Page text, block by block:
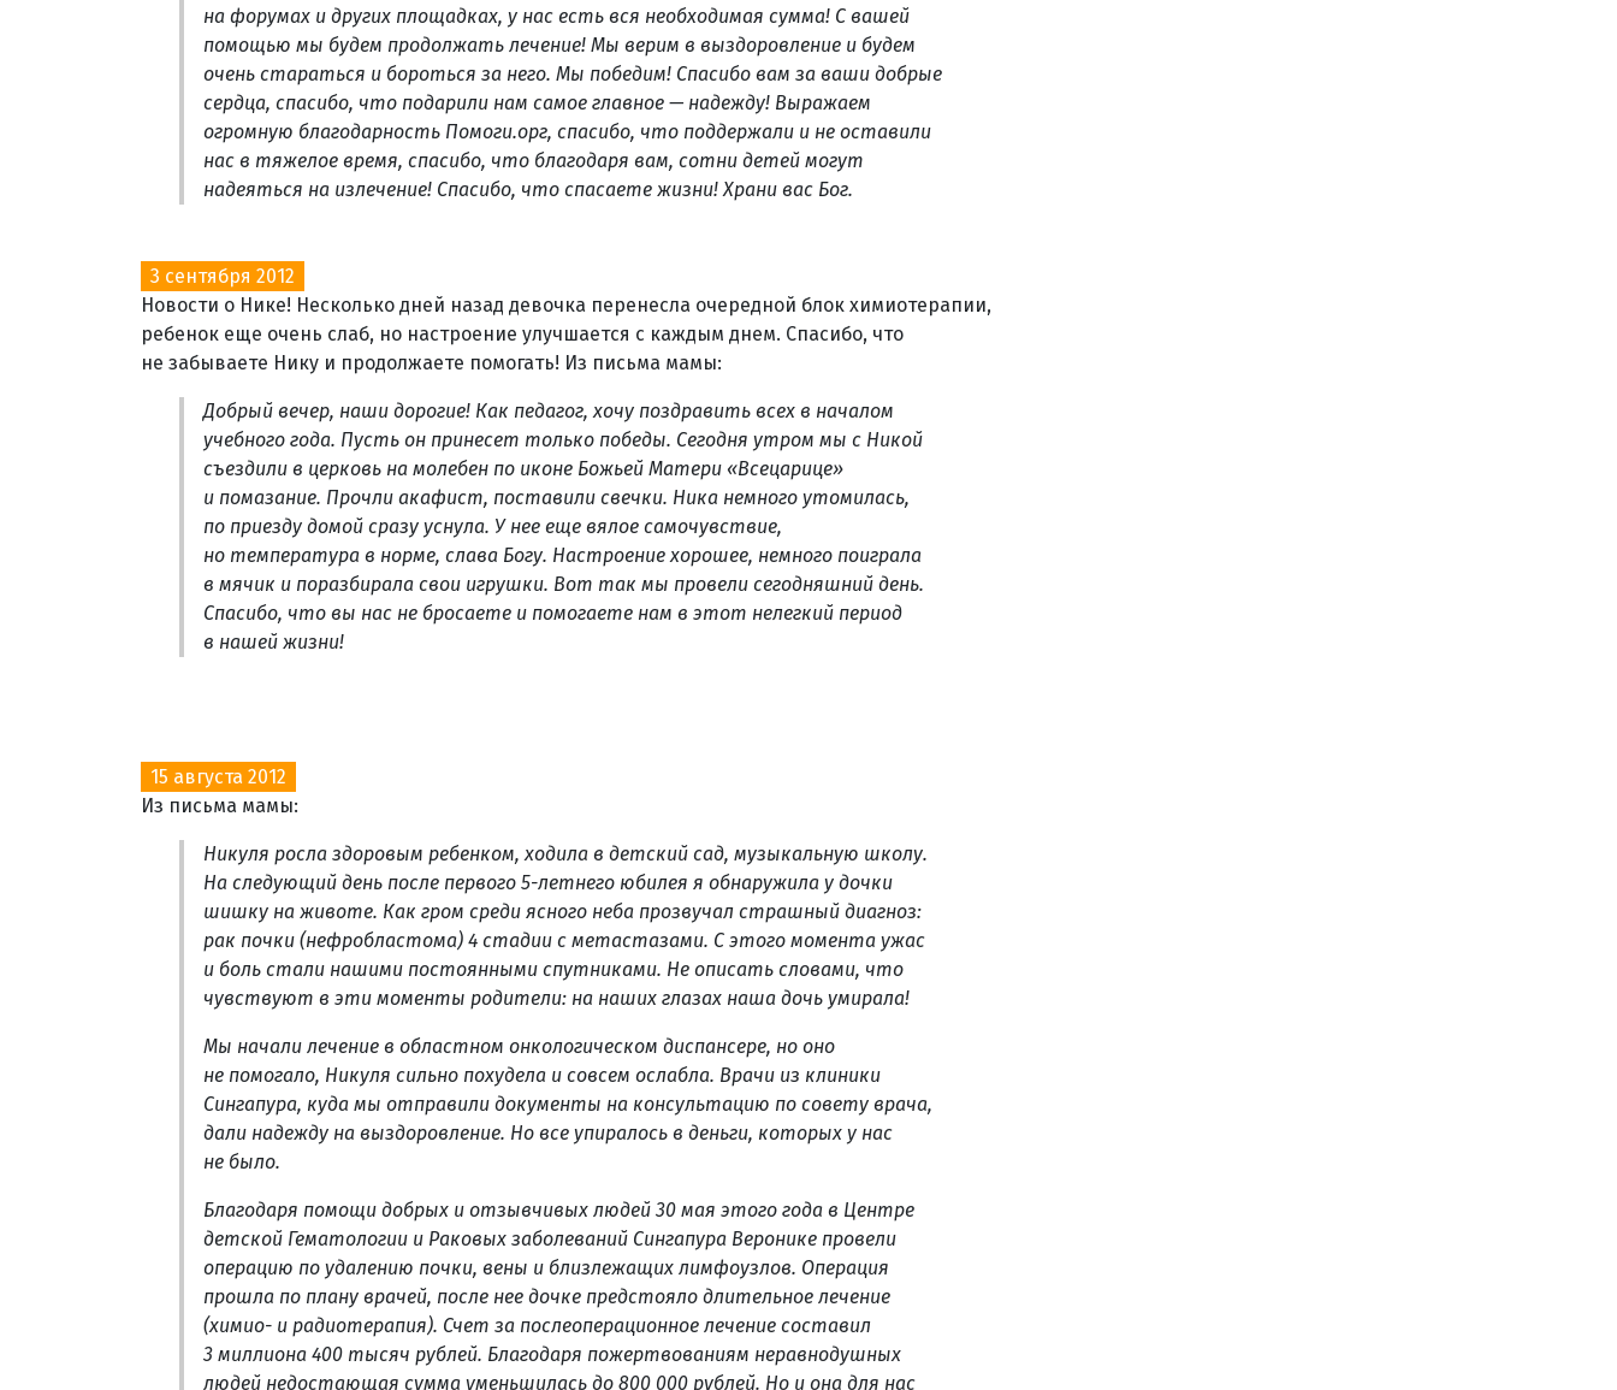
на форумах и других площадках, у нас есть вся необходимая сумма! С вашей
помощью мы будем продолжать лечение! Мы верим в выздоровление и будем
очень стараться и бороться за него. Мы победим! Спасибо вам за ваши добрые
сердца, спасибо, что подарили нам самое главное — надежду! Выражаем
огромную благодарность Помоги.орг, спасибо, что поддержали и не оставили
нас в тяжелое время, спасибо, что благодаря вам, сотни детей могут
надеяться на излечение! Спасибо, что спасаете жизни! Храни вас Бог.
3 сентября 2012
Новости о Нике! Несколько дней назад девочка перенесла очередной блок химиотерапии,
ребенок еще очень слаб, но настроение улучшается с каждым днем. Спасибо, что
не забываете Нику и продолжаете помогать! Из письма мамы:
Добрый вечер, наши дорогие! Как педагог, хочу поздравить всех в началом
учебного года. Пусть он принесет только победы. Сегодня утром мы с Никой
съездили в церковь на молебен по иконе Божьей Матери «Всецарице»
и помазание. Прочли акафист, поставили свечки. Ника немного утомилась,
по приезду домой сразу уснула. У нее еще вялое самочувствие,
но температура в норме, слава Богу. Настроение хорошее, немного поиграла
в мячик и поразбирала свои игрушки. Вот так мы провели сегодняшний день.
Спасибо, что вы нас не бросаете и помогаете нам в этот нелегкий период
в нашей жизни!
15 августа 2012
Из письма мамы:
Никуля росла здоровым ребенком, ходила в детский сад, музыкальную школу.
На следующий день после первого 5-летнего юбилея я обнаружила у дочки
шишку на животе. Как гром среди ясного неба прозвучал страшный диагноз:
рак почки (нефробластома) 4 стадии с метастазами. С этого момента ужас
и боль стали нашими постоянными спутниками. Не описать словами, что
чувствуют в эти моменты родители: на наших глазах наша дочь умирала!
Мы начали лечение в областном онкологическом диспансере, но оно
не помогало, Никуля сильно похудела и совсем ослабла. Врачи из клиники
Сингапура, куда мы отправили документы на консультацию по совету врача,
дали надежду на выздоровление. Но все упиралось в деньги, которых у нас
не было.
Благодаря помощи добрых и отзывчивых людей 30 мая этого года в Центре
детской Гематологии и Раковых заболеваний Сингапура Веронике провели
операцию по удалению почки, вены и близлежащих лимфоузлов. Операция
прошла по плану врачей, после нее дочке предстояло длительное лечение
(химио- и радиотерапия). Счет за послеоперационное лечение составил
3 миллиона 400 тысяч рублей. Благодаря пожертвованиям неравнодушных
людей недостающая сумма уменьшилась до 800 000 рублей. Но и она для нас